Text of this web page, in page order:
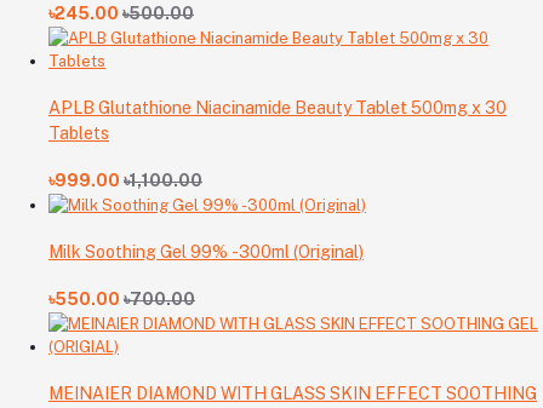
৳245.00 ৳500.00
APLB Glutathione Niacinamide Beauty Tablet 500mg x 30
Tablets
৳999.00 ৳1,100.00
Milk Soothing Gel 99% -300ml (Original)
৳550.00 ৳700.00
MEINAIER DIAMOND WITH GLASS SKIN EFFECT SOOTHING